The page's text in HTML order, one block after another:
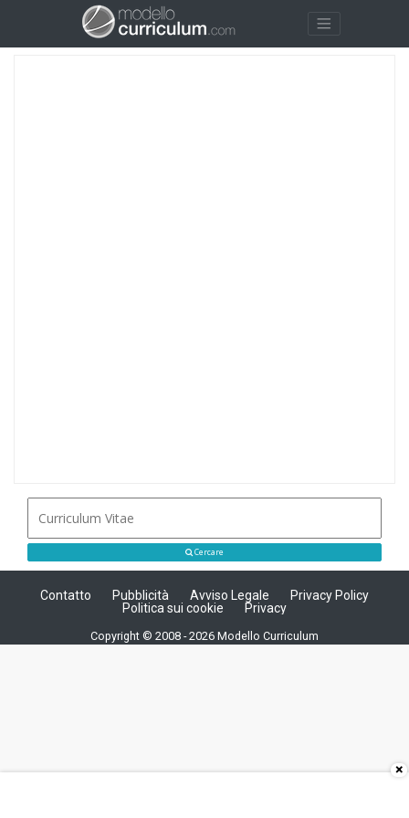
Cercare
Contatto Pubblicità Avviso Legale
Privacy Policy
Politica sui cookie
Privacy
Copyright © 2008 - 2026 Modello Curriculum
×